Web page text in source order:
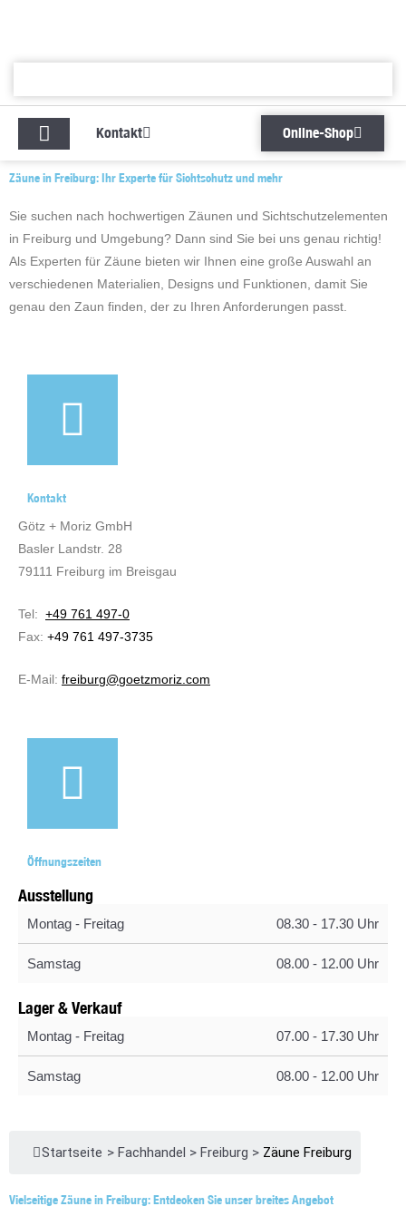
KontaktKontakt Online-ShopOnline-Shop
Zäune in Freiburg: Ihr Experte für Sichtschutz und mehr
Sie suchen nach hochwertigen Zäunen und Sichtschutzelementen
in Freiburg und Umgebung? Dann sind Sie bei uns genau richtig!
Als Experten für Zäune bieten wir Ihnen eine große Auswahl an
verschiedenen Materialien, Designs und Funktionen, damit Sie
genau den Zaun finden, der zu Ihren Anforderungen passt.
Kontakt
Götz + Moriz GmbH
Basler Landstr. 28
79111 Freiburg im Breisgau
Tel: +49 761 497-0
Fax: +49 761 497-3735
E-Mail: freiburg@goetzmoriz.com
Öffnungszeiten
Ausstellung
Montag - Freitag 08.30 - 17.30 Uhr
Samstag 08.00 - 12.00 Uhr
Lager & Verkauf
Montag - Freitag 07.00 - 17.30 Uhr
Samstag 08.00 - 12.00 Uhr
Startseite > Fachhandel > Freiburg > Zäune Freiburg
Vielseitige Zäune in Freiburg: Entdecken Sie unser breites Angebot